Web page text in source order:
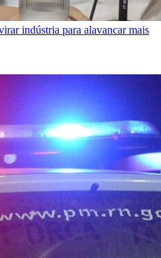
indústria para alavancar mais